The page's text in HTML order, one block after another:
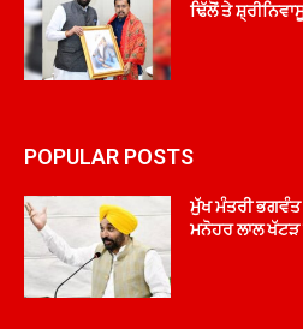
ਢਿੱਲੋਂ ਤੇ
POPULAR POSTS
ਮੁੱਖ ਮੰਤਰੀ ਭਗਵੰਤ
ਮਨੋਹਰ ਲਾਲ ਖੱਟੜ